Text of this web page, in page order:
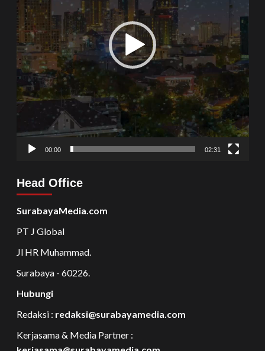
00:00 02:31
Head Office
SurabayaMedia.com
PT J Global
Jl HR Muhammad.
Surabaya - 60226.
Hubungi
Redaksi : redaksi@surabayamedia.com
Kerjasama & Media Partner :